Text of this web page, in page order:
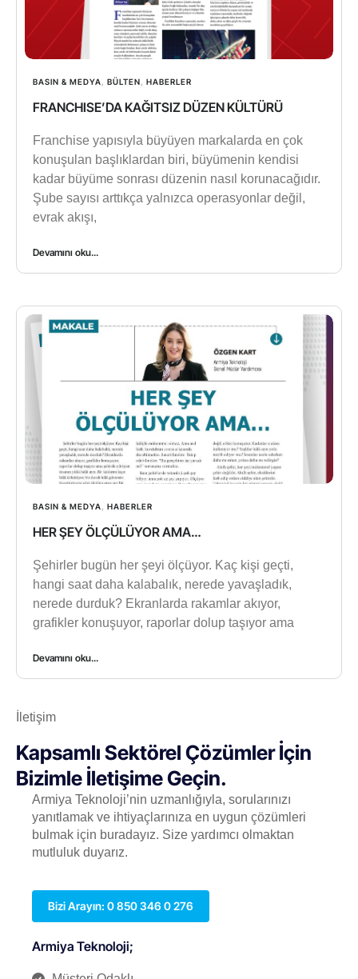
BASIN & MEDYA BÜLTEN HABERLER
FRANCHISE’DA KAĞITSIZ DÜZEN KÜLTÜRÜ
Franchise yapısıyla büyüyen markalarda en çok
konuşulan başlıklardan biri, büyümenin kendisi
kadar büyüme sonrası düzenin nasıl korunacağıdır.
Şube sayısı arttıkça yalnızca operasyonlar değil,
evrak akışı,
Devamını oku...
BASIN & MEDYA HABERLER
HER ŞEY ÖLÇÜLÜYOR AMA…
Şehirler bugün her şeyi ölçüyor. Kaç kişi geçti,
hangi saat daha kalabalık, nerede yavaşladık,
nerede durduk? Ekranlarda rakamlar akıyor,
grafikler konuşuyor, raporlar dolup taşıyor ama
Devamını oku...
İletişim
Kapsamlı Sektörel Çözümler İçin
Bizimle İletişime Geçin.
Armiya Teknoloji’nin uzmanlığıyla, sorularınızı
yanıtlamak ve ihtiyaçlarınıza en uygun çözümleri
bulmak için buradayız. Size yardımcı olmaktan
mutluluk duyarız.
Bizi Arayın: 0 850 346 0 276
Armiya Teknoloji;